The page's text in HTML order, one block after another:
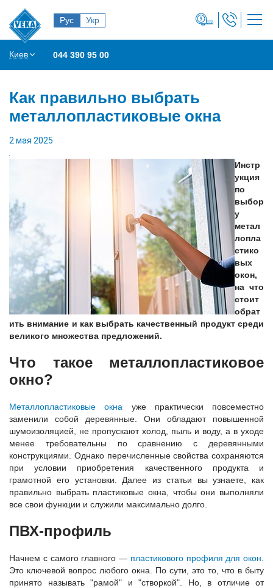
Рус Укр
Киев 044 390 95 00
Как правильно выбрать
металлопластиковые окна
2 мая 2025
Инстр
укция
по
выбор
у
метал
лопла
стико
вых
окон,
на что
стоит
обрат
ить внимание и как выбрать качественный продукт среди
великого множества предложений.
Что такое металлопластиковое
окно?
Металлопластиковые окна уже практически повсеместно
заменили собой деревянные. Они обладают повышенной
шумоизоляцией, не пропускают холод, пыль и воду, а в уходе
менее требовательны по сравнению с деревянными
конструкциями. Однако перечисленные свойства сохраняются
при условии приобретения качественного продукта и
грамотной его установки. Далее из статьи вы узнаете, как
правильно выбрать пластиковые окна, чтобы они выполняли
все свои функции и служили максимально долго.
ПВХ-профиль
Начнем с самого главного — пластикового профиля для окон
Это ключевой вопрос любого окна. По сути, это то, что в быту
принято называть "рамой" и "створкой". Но, в отличие от